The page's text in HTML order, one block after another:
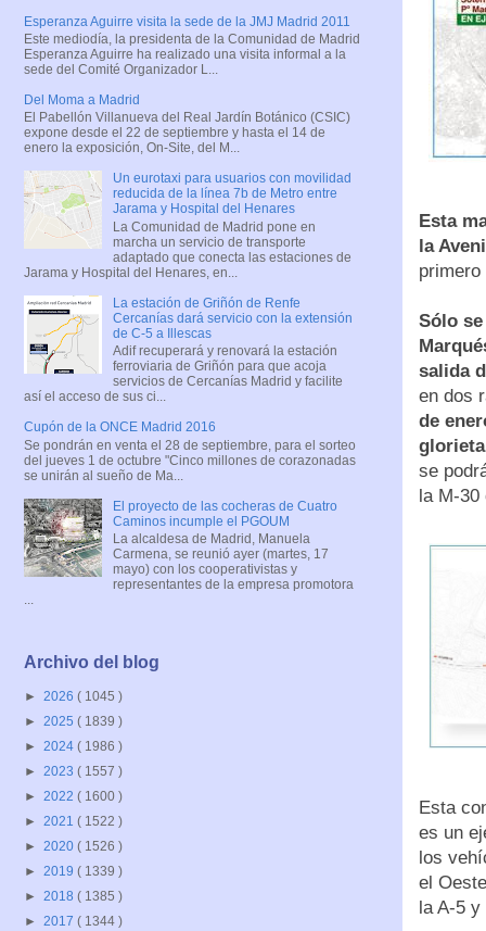
Esta
la
Sólo
salida
en dos
de
se
la M-30
Esta
es un
los
el
la A-5 y
Esperanza Aguirre visita la sede de la JMJ Madrid 2011
Este mediodía, la presidenta de la Comunidad de Madrid
Esperanza Aguirre ha realizado una visita informal a la
sede del Comité Organizador L...
Del Moma a Madrid
El Pabellón Villanueva del Real Jardín Botánico (CSIC)
expone desde el 22 de septiembre y hasta el 14 de
enero la exposición, On-Site, del M...
Un eurotaxi para usuarios con movilidad
reducida de la línea 7b de Metro entre
Jarama y Hospital del Henares
La Comunidad de Madrid pone en
marcha un servicio de transporte
adaptado que conecta las estaciones de
Jarama y Hospital del Henares, en...
La estación de Griñón de Renfe
Cercanías dará servicio con la extensión
de C-5 a Illescas
Adif recuperará y renovará la estación
ferroviaria de Griñón para que acoja
servicios de Cercanías Madrid y facilite
así el acceso de sus ci...
Cupón de la ONCE Madrid 2016
Se pondrán en venta el 28 de septiembre, para el sorteo
del jueves 1 de octubre "Cinco millones de corazonadas
se unirán al sueño de Ma...
El proyecto de las cocheras de Cuatro
Caminos incumple el PGOUM
La alcaldesa de Madrid, Manuela
Carmena, se reunió ayer (martes, 17
mayo) con los cooperativistas y
representantes de la empresa promotora
...
Archivo del blog
► 2026 ( 1045 )
► 2025 ( 1839 )
► 2024 ( 1986 )
► 2023 ( 1557 )
► 2022 ( 1600 )
► 2021 ( 1522 )
► 2020 ( 1526 )
► 2019 ( 1339 )
► 2018 ( 1385 )
► 2017 ( 1344 )